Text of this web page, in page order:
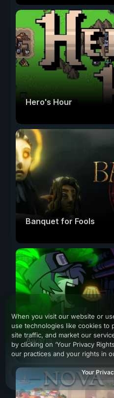
Hero's Hour
Banquet for Fools
Awaria
When you visit our website or
use technologies like cookies to
site traffic, and market our
by clicking on ‘Your Privacy
our practices and your rights in
Your